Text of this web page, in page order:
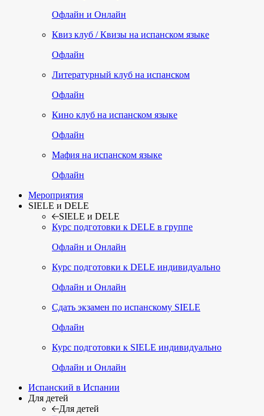
Офлайн и Онлайн
Квиз клуб / Квизы на испанском языке
Офлайн
Литературный клуб на испанском
Офлайн
Кино клуб на испанском языке
Офлайн
Мафия на испанском языке
Офлайн
Мероприятия
SIELE и DELE
SIELE и DELE
Курс подготовки к DELE в группе
Офлайн и Онлайн
Курс подготовки к DELE индивидуально
Офлайн и Онлайн
Сдать экзамен по испанскому SIELE
Офлайн
Курс подготовки к SIELE индивидуально
Офлайн и Онлайн
Испанский в Испании
Для детей
Для детей